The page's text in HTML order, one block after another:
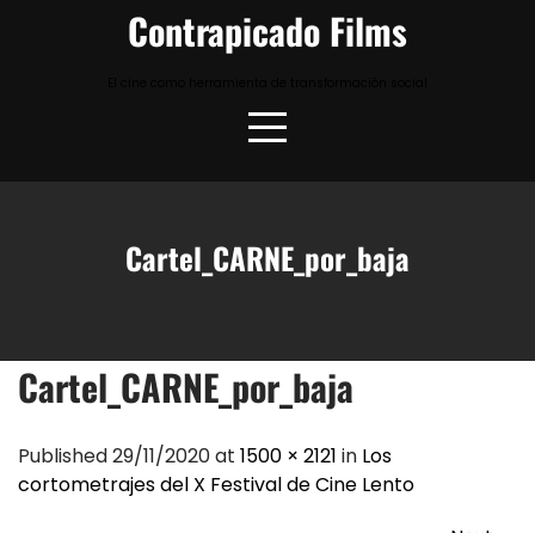
Contrapicado Films
Cartel_CARNE_por_baja
Cartel_CARNE_por_baja
Published 29/11/2020 at 1500 × 2121 in Los
cortometrajes del X Festival de Cine Lento